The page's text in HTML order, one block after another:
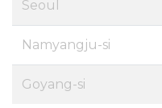
Seoul
Namyangju-si
Goyang-si